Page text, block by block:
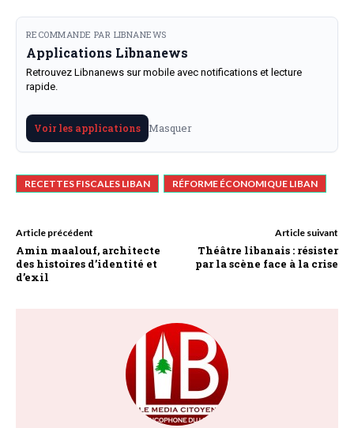
RECOMMANDE PAR LIBNANEWS
Applications Libnanews
Retrouvez Libnanews sur mobile avec notifications et lecture
rapide.
Voir les applications Masquer
RECETTES FISCALES LIBAN RÉFORME ÉCONOMIQUE LIBAN
Article précédent
Amin maalouf, architecte
des histoires d’identité et
d’exil
Article suivant
Théâtre libanais : résister
par la scène face à la crise